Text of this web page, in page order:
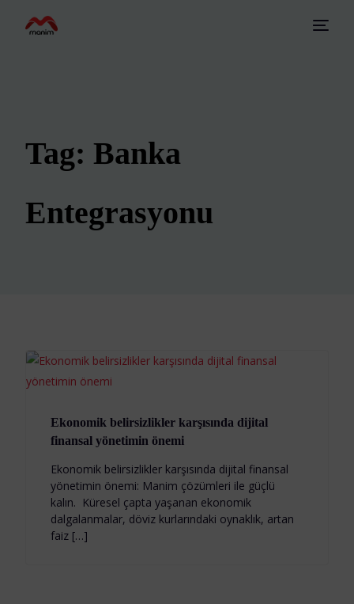
Tag:Banka
Entegrasyonu
Ekonomik belirsizlikler karşısında dijital
finansal yönetimin önemi
Ekonomik belirsizlikler karşısında dijital finansal
yönetimin önemi: Manim çözümleri ile güçlü
kalın. Küresel çapta yaşanan ekonomik
dalgalanmalar, döviz kurlarındaki oynaklık, artan
faiz […]